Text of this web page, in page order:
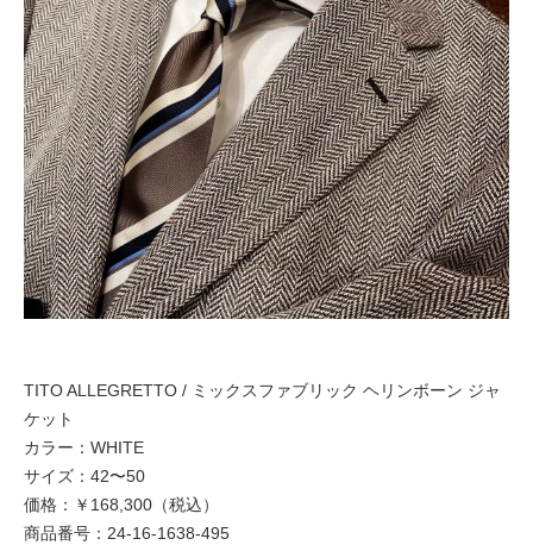
TITO ALLEGRETTO / ミックスファブリック ヘリンボーン ジャ
ケット
カラー：WHITE
サイズ：42〜50
価格：￥168,300（税込）
商品番号：24-16-1638-495